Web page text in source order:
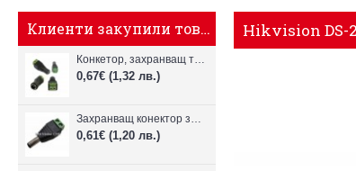
Клиенти закупили това, купиха също
Конкетор, захранващ тип "женски"
0,67€ (1,32 лв.)
Захранващ конектор за камера - мъжки
0,61€ (1,20 лв.)
Hikvision DS-